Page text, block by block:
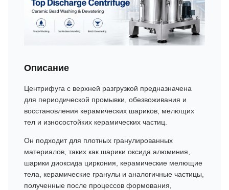
Описание
Центрифуга с верхней разгрузкой предназначена
для периодической промывки, обезвоживания и
восстановления керамических шариков, мелющих
тел и износостойких керамических частиц.
Он подходит для плотных гранулированных
материалов, таких как шарики оксида алюминия,
шарики диоксида циркония, керамические мелющие
тела, керамические гранулы и аналогичные частицы,
полученные после процессов формования,